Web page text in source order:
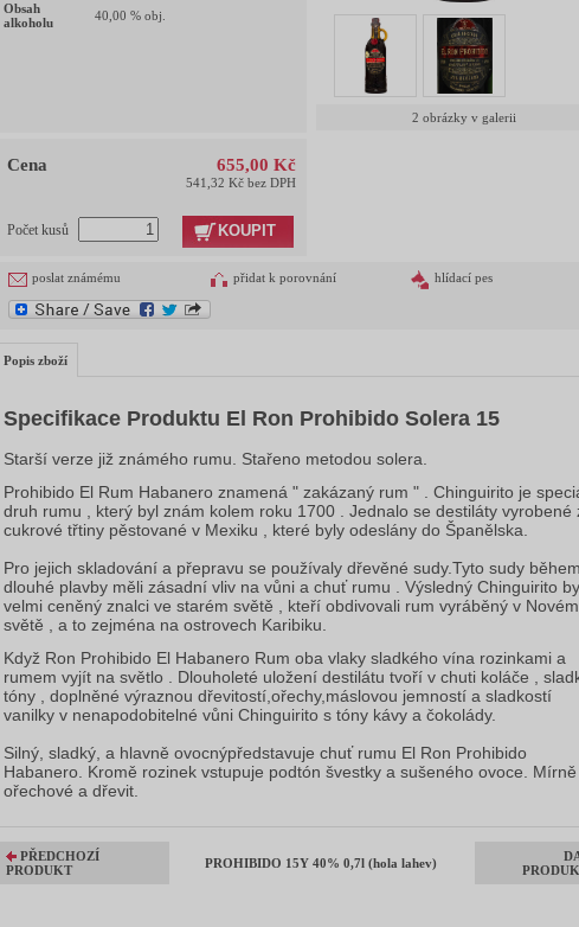
Obsah
alkoholu
40,00 % obj.
2 obrázky v galerii
Cena 655,00 Kč
541,32 Kč bez DPH
Počet kusů KOUPIT
poslat známému přidat k porovnání hlídací pes
Popis zboží
Specifikace Produktu El Ron Prohibido Solera 15
Starší verze již známého rumu. Stařeno metodou solera.
Prohibido El Rum Habanero znamená " zakázaný rum " . Chinguirito je
druh rumu , který byl znám kolem roku 1700 . Jednalo se destiláty vyrobené
cukrové třtiny pěstované v Mexiku , které byly odeslány do Španělska.
Pro jejich skladování a přepravu se používaly dřevěné sudy.Tyto sudy během
dlouhé plavby měli zásadní vliv na vůni a chuť rumu . Výsledný Chinguirito
velmi ceněný znalci ve starém světě , kteří obdivovali rum vyráběný v Novém
světě , a to zejména na ostrovech Karibiku.
Když Ron Prohibido El Habanero Rum oba vlaky sladkého vína rozinkami a
rumem vyjít na světlo . Dlouholeté uložení destilátu tvoří v chuti koláče ,
tóny , doplněné výraznou dřevitostí,ořechy,máslovou jemností a sladkostí
vanilky v nenapodobitelné vůni Chinguirito s tóny kávy a čokolády.
Silný, sladký, a hlavně ovocnýpředstavuje chuť rumu El Ron Prohibido
Habanero. Kromě rozinek vstupuje podtón švestky a sušeného ovoce. Mírně
ořechové a dřevit.
PŘEDCHOZÍ
PRODUKT
PROHIBIDO 15Y 40% 0,7l (hola lahev)